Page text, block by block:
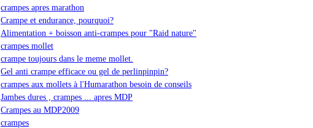
crampes apres marathon
Crampe et endurance, pourquoi?
Alimentation + boisson anti-crampes pour "Raid nature"
crampes mollet
crampe toujours dans le meme mollet.
Gel anti crampe efficace ou gel de perlinpinpin?
crampes aux mollets à l'Humarathon besoin de conseils
Jambes dures , crampes ... apres MDP
Crampes au MDP2009
crampes